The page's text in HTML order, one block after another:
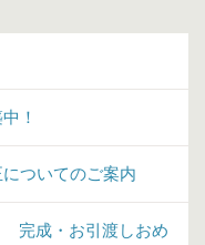
！
ついてのご案内
成・お引渡しおめ